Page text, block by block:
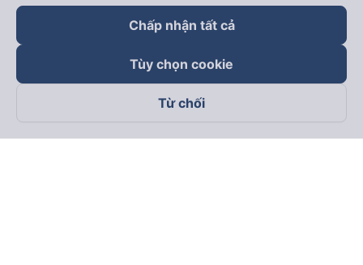
Theo dõi chúng tôi trên
Chấp nhận tất cả
Tùy chọn cookie
Từ chối